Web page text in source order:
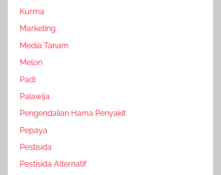
Kurma
Marketing
Media Tanam
Melon
Padi
Palawija
Pengendalian Hama Penyakit
Pepaya
Pestisida
Pestisida Alternatif